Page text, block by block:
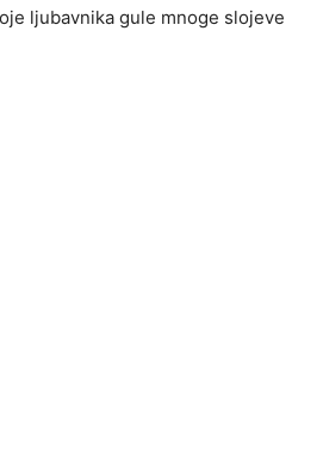
ljubavnika gule mnoge slojeve